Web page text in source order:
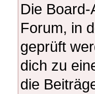
Die
Forum, in
geprüft
dich zu
die